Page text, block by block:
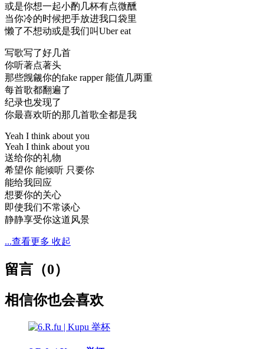
或是你想一起小酌几杯有点微醺
当你冷的时候把手放进我口袋里
懒了不想动或是我们叫Uber eat
写歌写了好几首
你听著点著头
那些觊觎你的fake rapper 能值几两重
每首歌都翻遍了
纪录也发现了
你最喜欢听的那几首歌全都是我
Yeah I think about you
Yeah I think about you
送给你的礼物
希望你 能倾听 只要你
能给我回应
想要你的关心
即使我们不常谈心
静静享受你这道风景
...查看更多 收起
留言（0）
相信你也会喜欢